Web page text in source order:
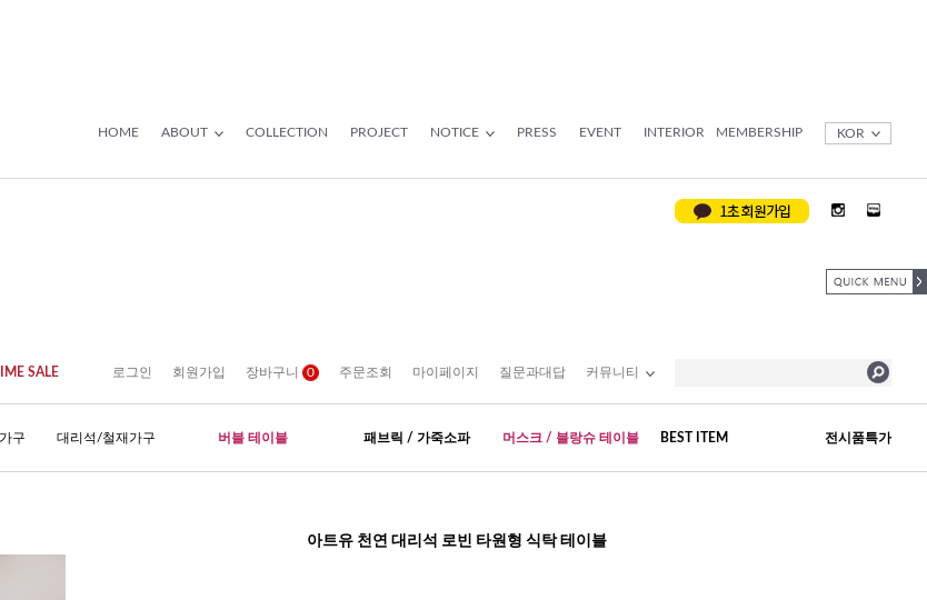
HOME ABOUT COLLECTION PROJECT NOTICE PRESS EVENT INTERIOR MEMBERSHIP KOR
TIME SALE 로그인 회원가입 장바구니 0 주문조회 마이페이지 질문과대답 커뮤니티
구 대리석/철재가구 버블 테이블 패브릭 / 가죽소파 머스크 / 블랑슈 테이블 BEST ITEM 전시품특가
아트유 천연 대리석 로빈 타원형 식탁 테이블